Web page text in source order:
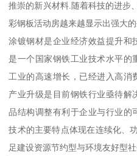
推崇的新兴材料.随着科技的进步
彩钢板活动房越来越显示出强大
涂镀钢材是企业经济效益提升和
是一个国家钢铁工业技术水平的
工业的高速增长，已经进入高消
产业升级是目前钢铁行业亟待解
品结构调整有利于企业与行业的
技术的主要特点体现在连续化、
足建设资源节约型与环境友好型社